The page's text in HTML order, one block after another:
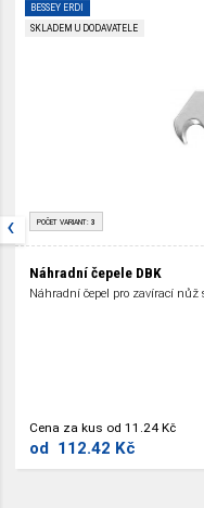
SKLADEM U DODAVATELE
BESSEY ERDI
POČET VARIANT: 3
Náhradní čepele DBK
Náhradní čepel pro zavírací nůž
od 112.42 Kč
Cena za kus od 11.24 Kč
‹